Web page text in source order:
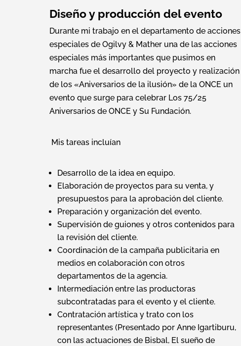
Diseño y producción del evento
Durante mi trabajo en el departamento de acciones
especiales de Ogilvy & Mather una de las acciones
especiales más importantes que pusimos en
marcha fue el desarrollo del proyecto y realización
de los «Aniversarios de la ilusión» de la ONCE un
evento que surge para celebrar Los 75/25
Aniversarios de ONCE y Su Fundación.
Mis tareas incluían
Desarrollo de la idea en equipo.
Elaboración de proyectos para su venta, y
presupuestos para la aprobación del cliente.
Preparación y organización del evento.
Supervisión de guiones y otros contenidos para
la revisión del cliente.
Coordinación de la campaña publicitaria en
medios en colaboración con otros
departamentos de la agencia.
Intermediación entre las productoras
subcontratadas para el evento y el cliente.
Contratación artística y trato con los
representantes (Presentado por Anne Igartiburu,
con las actuaciones de Bisbal, El sueño de